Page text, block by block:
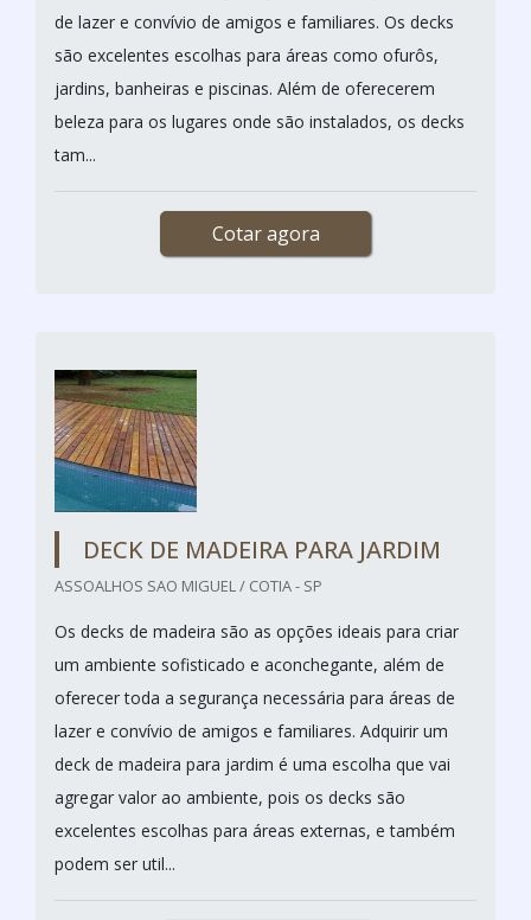
de lazer e convívio de amigos e familiares. Os decks
são excelentes escolhas para áreas como ofurôs,
jardins, banheiras e piscinas. Além de oferecerem
beleza para os lugares onde são instalados, os decks
tam...
Cotar agora
DECK DE MADEIRA PARA JARDIM
ASSOALHOS SAO MIGUEL / COTIA - SP
Os decks de madeira são as opções ideais para criar
um ambiente sofisticado e aconchegante, além de
oferecer toda a segurança necessária para áreas de
lazer e convívio de amigos e familiares. Adquirir um
deck de madeira para jardim é uma escolha que vai
agregar valor ao ambiente, pois os decks são
excelentes escolhas para áreas externas, e também
podem ser util...